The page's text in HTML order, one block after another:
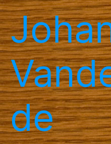
Spring
naar
de
inhoud
de